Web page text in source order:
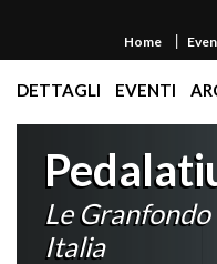
Home
DETTAGLI EVENTI
Le
Italia